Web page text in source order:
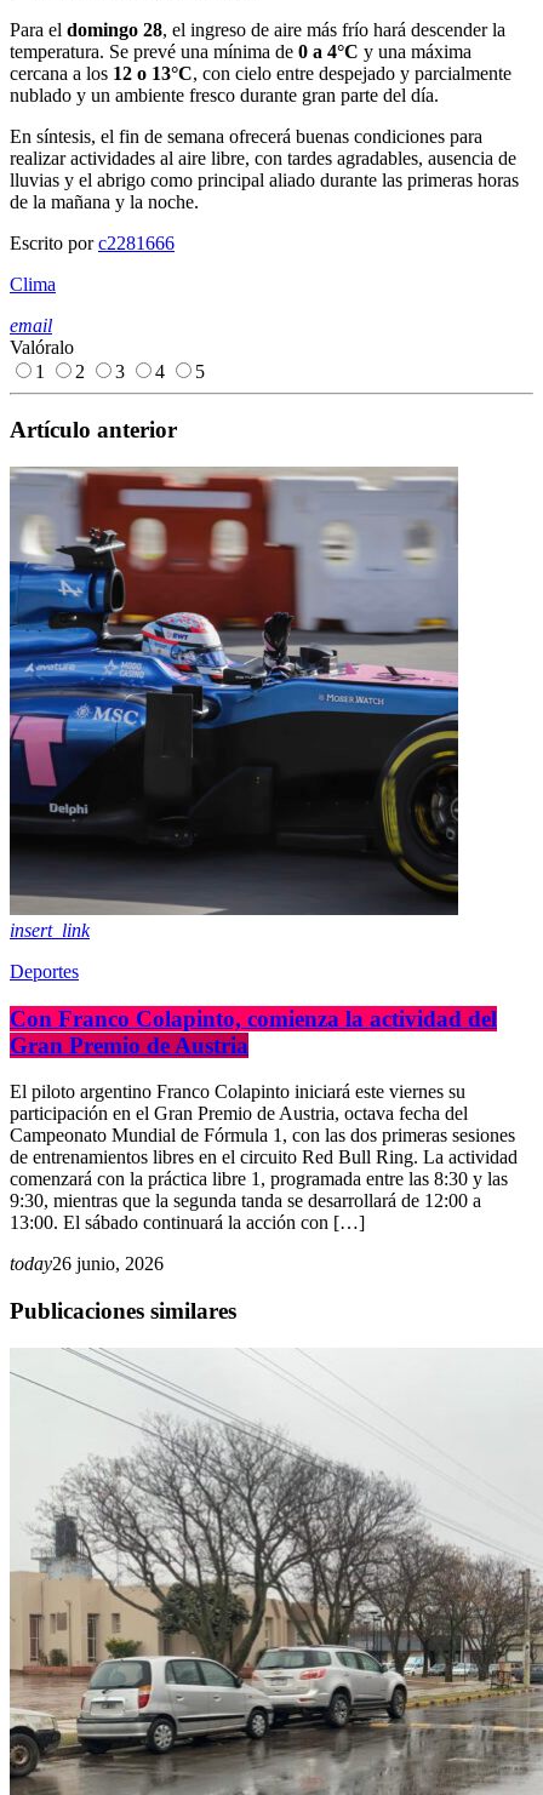
Para el domingo 28, el ingreso de aire más frío hará descender la
temperatura. Se prevé una mínima de 0 a 4°C y una máxima
cercana a los 12 o 13°C, con cielo entre despejado y parcialmente
nublado y un ambiente fresco durante gran parte del día.
En síntesis, el fin de semana ofrecerá buenas condiciones para
realizar actividades al aire libre, con tardes agradables, ausencia de
lluvias y el abrigo como principal aliado durante las primeras horas
de la mañana y la noche.
Escrito porc2281666
Clima
email
Valóralo
1
2 3 4 5
Artículo anterior
insert_link
Deportes
Con Franco Colapinto, comienza la actividad del
Gran Premio de Austria
El piloto argentino Franco Colapinto iniciará este viernes su
participación en el Gran Premio de Austria, octava fecha del
Campeonato Mundial de Fórmula 1, con las dos primeras sesiones
de entrenamientos libres en el circuito Red Bull Ring. La actividad
comenzará con la práctica libre 1, programada entre las 8:30 y las
9:30, mientras que la segunda tanda se desarrollará de 12:00 a
13:00. El sábado continuará la acción con […]
today26 junio, 2026
Publicaciones similares